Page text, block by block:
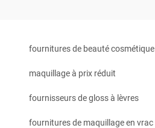
fournitures de beauté cosmétique
maquillage à prix réduit
fournisseurs de gloss à lèvres
fournitures de maquillage en vrac